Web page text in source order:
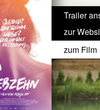
Trailer
zur
zum Film